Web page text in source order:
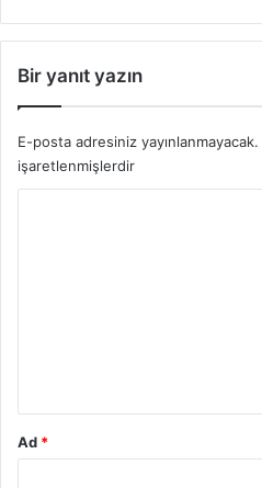
Bir yanıt yazın
E-posta adresiniz yayınlanmayacak.
işaretlenmişlerdir
Ad *